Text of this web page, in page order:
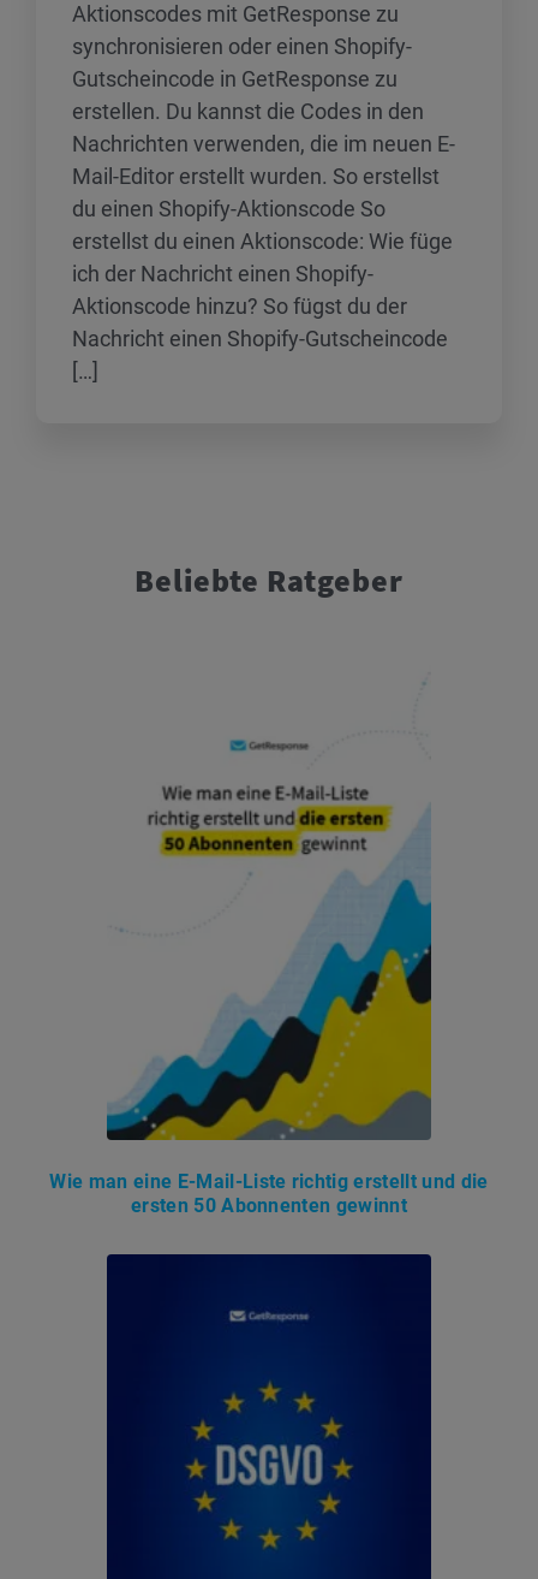
Aktionscodes mit GetResponse zu
synchronisieren oder einen Shopify-
Gutscheincode in GetResponse zu
erstellen. Du kannst die Codes in den
Nachrichten verwenden, die im neuen E-
Mail-Editor erstellt wurden. So erstellst
du einen Shopify-Aktionscode So
erstellst du einen Aktionscode: Wie füge
ich der Nachricht einen Shopify-
Aktionscode hinzu? So fügst du der
Nachricht einen Shopify-Gutscheincode
[…]
Beliebte Ratgeber
Wie man eine E-Mail-Liste richtig erstellt und die
ersten 50 Abonnenten gewinnt